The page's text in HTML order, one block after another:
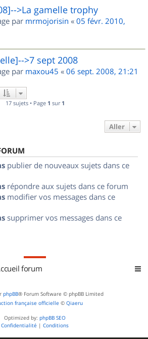
>La gamelle trophy
par mrmojorisin « 05 févr. 2010,
>7 sept 2008
par maxou45 « 06 sept. 2008, 21:21
17 sujets • Page 1 sur 1
Aller
publier de nouveaux sujets dans ce
répondre aux sujets dans ce forum
modifier vos messages dans ce
supprimer vos messages dans ce
forum
phpBB® Forum Software © phpBB Limited
française officielle © Qiaeru
Optimized by: phpBB SEO
Confidentialité | Conditions